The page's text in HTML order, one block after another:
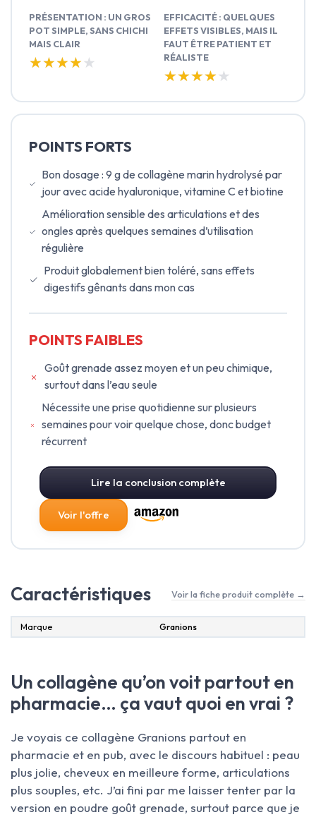
PRÉSENTATION : UN GROS
POT SIMPLE, SANS CHICHI
MAIS CLAIR
★★★★★
★★★★★
EFFICACITÉ : QUELQUES
EFFETS VISIBLES, MAIS IL
FAUT ÊTRE PATIENT ET
RÉALISTE
★★★★★
★★★★★
POINTS FORTS
Bon dosage : 9 g de collagène marin hydrolysé par
jour avec acide hyaluronique, vitamine C et biotine
Amélioration sensible des articulations et des
ongles après quelques semaines d’utilisation
régulière
Produit globalement bien toléré, sans effets
digestifs gênants dans mon cas
POINTS FAIBLES
Goût grenade assez moyen et un peu chimique,
surtout dans l’eau seule
Nécessite une prise quotidienne sur plusieurs
semaines pour voir quelque chose, donc budget
récurrent
Lire la conclusion complète
Voir l'offre
Caractéristiques Voir la fiche produit complète →
Marque ‎Granions
Un collagène qu’on voit partout en
pharmacie… ça vaut quoi en vrai ?
Je voyais ce collagène Granions partout en
pharmacie et en pub, avec le discours habituel : peau
plus jolie, cheveux en meilleure forme, articulations
plus souples, etc. J’ai fini par me laisser tenter par la
version en poudre goût grenade, surtout parce que je